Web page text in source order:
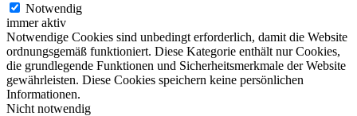
Notwendig
immer aktiv
Notwendige Cookies sind unbedingt erforderlich, damit die Website
ordnungsgemäß funktioniert. Diese Kategorie enthält nur Cookies,
die grundlegende Funktionen und Sicherheitsmerkmale der Website
gewährleisten. Diese Cookies speichern keine persönlichen
Informationen.
Nicht notwendig